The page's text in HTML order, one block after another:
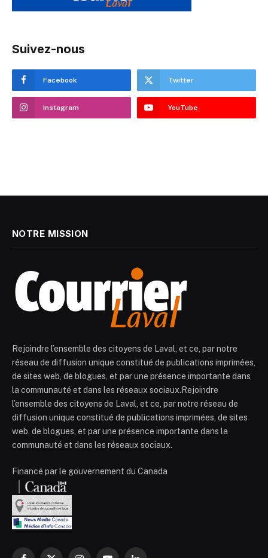
Suivez-nous
Facebook Twitter
Instagram YouTube
NOTRE MISSION
Rejoindre l’ensemble des citoyens de Laval, et ce, par notre
réseau de diffusion unique constitué de publications imprimées,
de sites web, de blogues, et par une présence importante dans
la communauté et dans les réseaux sociaux.Rejoindre
l’ensemble des citoyens de Laval, et ce, par notre réseau de
diffusion unique constitué de publications imprimées, de sites
web, de blogues, et par une présence importante dans la
communauté et dans les réseaux sociaux.
Financé par le gouvernement du Canada